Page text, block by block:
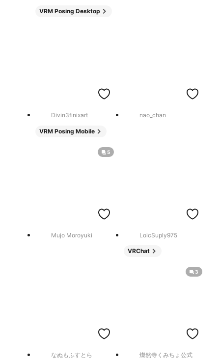
VRM Posing Desktop
Divin3finixart
VRM Posing Mobile
nao_chan
5
Mujo Moroyuki LoicSuply975
VRChat
なぬもふすとら
3
燦然寺くみちょ公式